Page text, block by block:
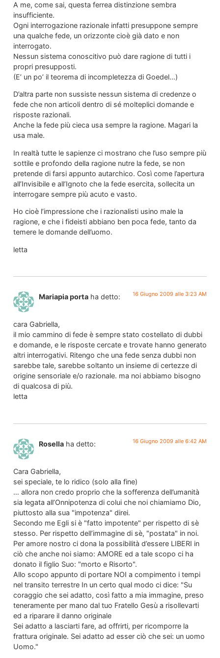
A me, come sai, questa ferrea distinzione sembra
insufficiente.
Ogni interrogazione razionale infatti presuppone sempre
una qualche fede, un orizzonte cioè già dato e non
interrogato.
Nessun sistema conoscitivo può dare ragione di tutti i
propri presupposti.
(E’ un po’ il teorema di incompletezza di Goedel…)
D’altra parte non sussiste nessun sistema di credenze o
fede che non articoli dentro di sé molteplici domande e
risposte razionali.
Anche la fede più cieca usa sempre la ragione. Magari la
usa male.
In realtà tutte le sapienze ci mostrano che l’uso sempre più
sottile e profondo della ragione nutre la fede, se non
pretende di farsi appunto autarchico. Così come l’apertura
all’Invisibile e all’Ignoto che la fede esercita, sollecita un
interrogare sempre più acuto e vasto.
Ho cioè l’impressione che i razionalisti usino male la
ragione, e che i fideisti abbiano ben poca fede, tanto da
temere le domande dell’uomo.
letta
Mariapia porta ha detto: 16 Giugno 2009 alle 3:23 AM
cara Gabriella,
il mio cammino di fede è sempre stato costellato di dubbi
e domande, e le risposte cercate e trovate hanno generato
altri interrogativi. Ritengo che una fede senza dubbi non
sarebbe tale, sarebbe soltanto un insieme di certezze di
origine sensoriale e/o razionale. ma noi abbiamo bisogno
di qualcosa di più.
letta
Rosella ha detto: 16 Giugno 2009 alle 6:42 AM
Cara Gabriella,
sei speciale, te lo ridico (solo alla fine)
… allora non credo proprio che la sofferenza dell’umanità
sia legata all’Onnipotenza di colui che noi chiamiamo Dio,
piuttosto alla sua "impotenza" direi.
Secondo me Egli si è "fatto impotente" per rispetto di sè
stesso. Per rispetto dell’immagine di sè, "postata" in noi.
Per amore nostro ci dona la possibilità d’essere LIBERI in
ciò che anche noi siamo: AMORE ed a tale scopo ci ha
donato il figlio Suo: "morto e Risorto".
Allo scopo appunto di portare NOI a compimento i tempi
nel transito terrestre In un certo qual modo ci dice: "Su
coraggio che sei adatto, così fatto a mia immagine, preso
teneramente per mano dal tuo Fratello Gesù a risollevarti
ed a riparare il danno originale
Sei adatto a lasciarti fare, ad offrirti, per ricomporre la
frattura originale. Sei adatto ad esser ciò che sei: un uomo
Uomo."